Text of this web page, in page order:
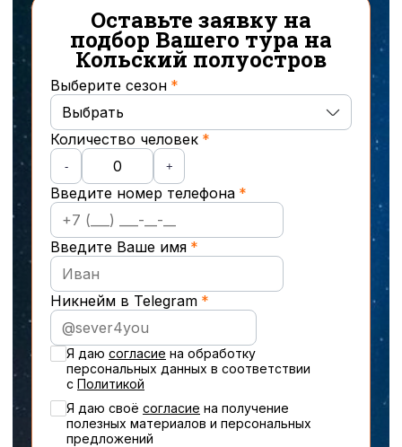
Оставьте заявку на
подбор Вашего тура на
Кольский полуостров
Выберите сезон
Выбрать
Осень
Зима
Весна
Лето
Новогодние туры
Количество человек
- +
Введите номер телефона
Введите Ваше имя
Никнейм в Telegram
Я даю согласие на обработку
персональных данных в соответствии
с Политикой
Я даю своё cогласие на получение
полезных материалов и персональных
предложений